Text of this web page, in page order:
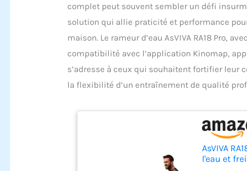
complet peut souvent sembler un défi
solution qui allie praticité et performance
maison. Le rameur d’eau AsVIVA RA18 Pro,
compatibilité avec l’application Kinomap,
s’adresse à ceux qui souhaitent fortifier leur
la flexibilité d’un entraînement de qualité
AsVIVA
l'eau et